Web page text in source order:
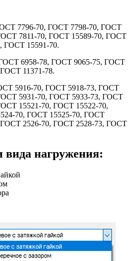
7796-70, ГОСТ 7798-70, ГОСТ
7811-70, ГОСТ 15589-70, ГОСТ
ГОСТ 15591-70.
6958-78, ГОСТ 9065-75, ГОСТ
11371-78.
5916-70, ГОСТ 5918-73, ГОСТ
5931-70, ГОСТ 5933-73, ГОСТ
15521-70, ГОСТ 15522-70,
70, ГОСТ 15525-70, ГОСТ
ГОСТ 2526-70, ГОСТ 2528-73, ГОСТ
вида нагружения: